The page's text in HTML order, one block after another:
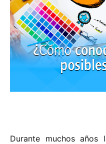
Durante muchos años